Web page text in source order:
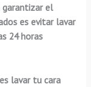
garantizar el
es evitar lavar
24 horas
lavar tu cara